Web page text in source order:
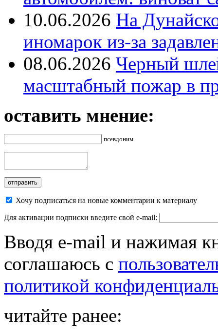
10.06.2026 На
иномарок из-за
08.06.2026 Черный
масштабный пожар в
оставить мнение:
псевдоним
Хочу подписаться на новые комментарии к материалу
Для активации подписки введите свой e-mail:
Вводя e-mail и нажимая
соглашаюсь с
политикой
читайте ранее: